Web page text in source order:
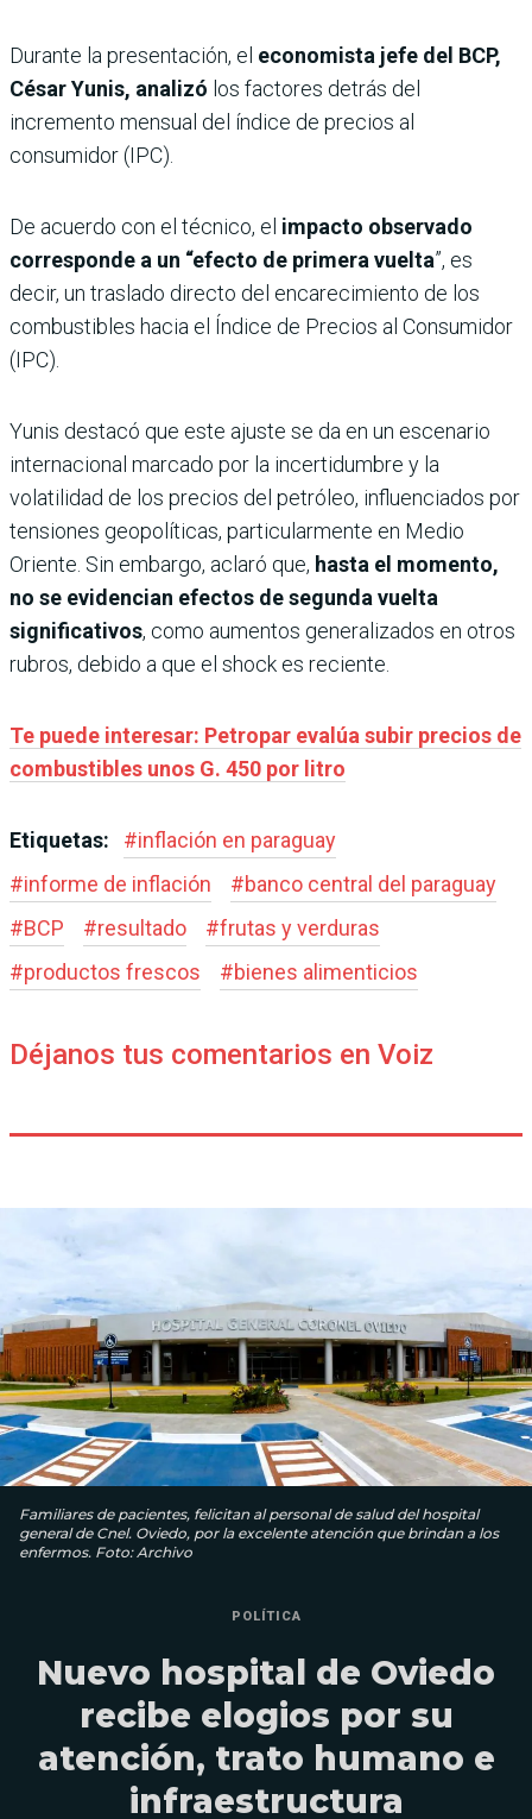
Durante la presentación, el economista jefe del BCP,
César Yunis, analizó los factores detrás del
incremento mensual del índice de precios al
consumidor (IPC).
De acuerdo con el técnico, el impacto observado
corresponde a un “efecto de primera vuelta”, es
decir, un traslado directo del encarecimiento de los
combustibles hacia el Índice de Precios al Consumidor
(IPC).
Yunis destacó que este ajuste se da en un escenario
internacional marcado por la incertidumbre y la
volatilidad de los precios del petróleo, influenciados por
tensiones geopolíticas, particularmente en Medio
Oriente. Sin embargo, aclaró que, hasta el momento,
no se evidencian efectos de segunda vuelta
significativos, como aumentos generalizados en otros
rubros, debido a que el shock es reciente.
Te puede interesar: Petropar evalúa subir precios de
combustibles unos G. 450 por litro
Etiquetas: #inflación en paraguay
#informe de inflación #banco central del paraguay
#BCP #resultado #frutas y verduras
#productos frescos #bienes alimenticios
Déjanos tus comentarios en Voiz
Familiares de pacientes, felicitan al personal de salud del hospital
general de Cnel. Oviedo, por la excelente atención que brindan a los
enfermos. Foto: Archivo
POLÍTICA
Nuevo hospital de Oviedo
recibe elogios por su
atención, trato humano e
infraestructura